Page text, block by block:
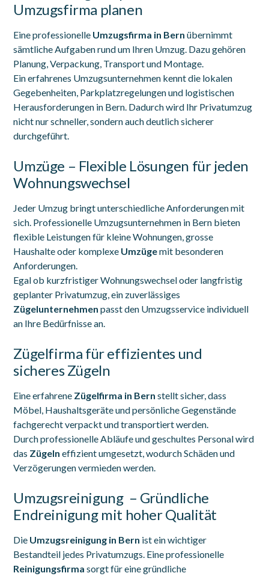
Umzugsfirma planen
Eine professionelle Umzugsfirma in Bern übernimmt
sämtliche Aufgaben rund um Ihren Umzug. Dazu gehören
Planung, Verpackung, Transport und Montage.
Ein erfahrenes Umzugsunternehmen kennt die lokalen
Gegebenheiten, Parkplatzregelungen und logistischen
Herausforderungen in Bern. Dadurch wird Ihr Privatumzug
nicht nur schneller, sondern auch deutlich sicherer
durchgeführt.
Umzüge – Flexible Lösungen für jeden
Wohnungswechsel
Jeder Umzug bringt unterschiedliche Anforderungen mit
sich. Professionelle Umzugsunternehmen in Bern bieten
flexible Leistungen für kleine Wohnungen, grosse
Haushalte oder komplexe Umzügemit besonderen
Anforderungen.
Egal ob kurzfristiger Wohnungswechsel oder langfristig
geplanter Privatumzug, ein zuverlässiges
Zügelunternehmen passt den Umzugsservice individuell
an Ihre Bedürfnisse an.
Zügelfirma für effizientes und
sicheres Zügeln
Eine erfahrene Zügelfirma in Bern stellt sicher, dass
Möbel, Haushaltsgeräte und persönliche Gegenstände
fachgerecht verpackt und transportiert werden.
Durch professionelle Abläufe und geschultes Personal wird
das Zügeln effizient umgesetzt, wodurch Schäden und
Verzögerungen vermieden werden.
Umzugsreinigung – Gründliche
Endreinigung mit hoher Qualität
Die Umzugsreinigung in Bern ist ein wichtiger
Bestandteil jedes Privatumzugs. Eine professionelle
Reinigungsfirma sorgt für eine gründliche